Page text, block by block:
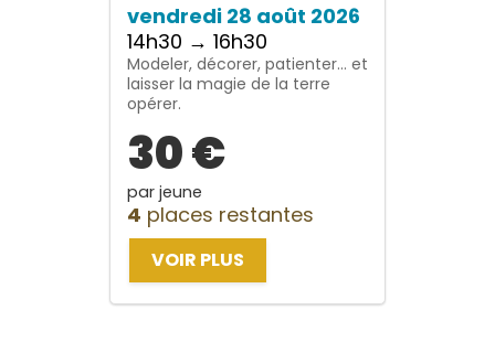
vendredi 28 août 2026
14h30 → 16h30
Modeler, décorer, patienter… et
laisser la magie de la terre
opérer.
30 €
par jeune
4 places restantes
VOIR PLUS